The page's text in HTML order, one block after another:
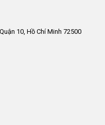
10, Hồ Chí Minh 72500